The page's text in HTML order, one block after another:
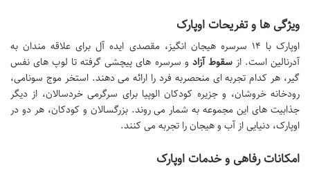
ویژگی ها و تفریحات اوپارک
اوپارک با ۱۴ سرسره هیجان انگیز، مقصدی ایده آل برای علاقه مندان به
آدرنالین است. ازسقوط آزاد و سرسره های پیچشی گرفته تا لوپ های نفس
گیر، هر کدام تجربه ای منحصربه فرد را ارائه می دهند. استخر موج سونامی،
رودخانه خروشان، و جزیره کودکان الوپیا برای سرگرمی خردسالان، از دیگر
جذابیت های این مجموعه به شمار می روند. بزرگسالان و کودکان، هر دو در
اوپارک، دنیایی از آب و هیجان را تجربه می کنند.
امکانات رفاهی و خدمات اوپارک